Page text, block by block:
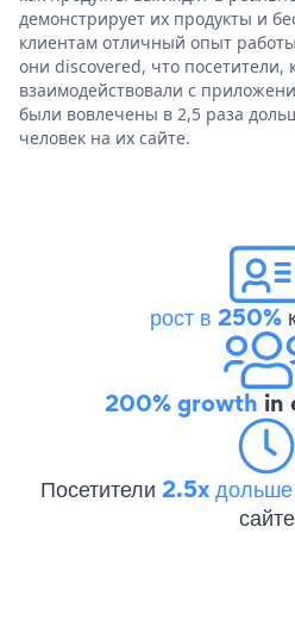
демонстрирует их продукты и
клиентам отличный опыт
они discovered, что посетители,
взаимодействовали с
были вовлечены в 2,5 раза
человек на их сайте.
рост в 250%
200% growth in
Посетители 2.5x дольше
сайте